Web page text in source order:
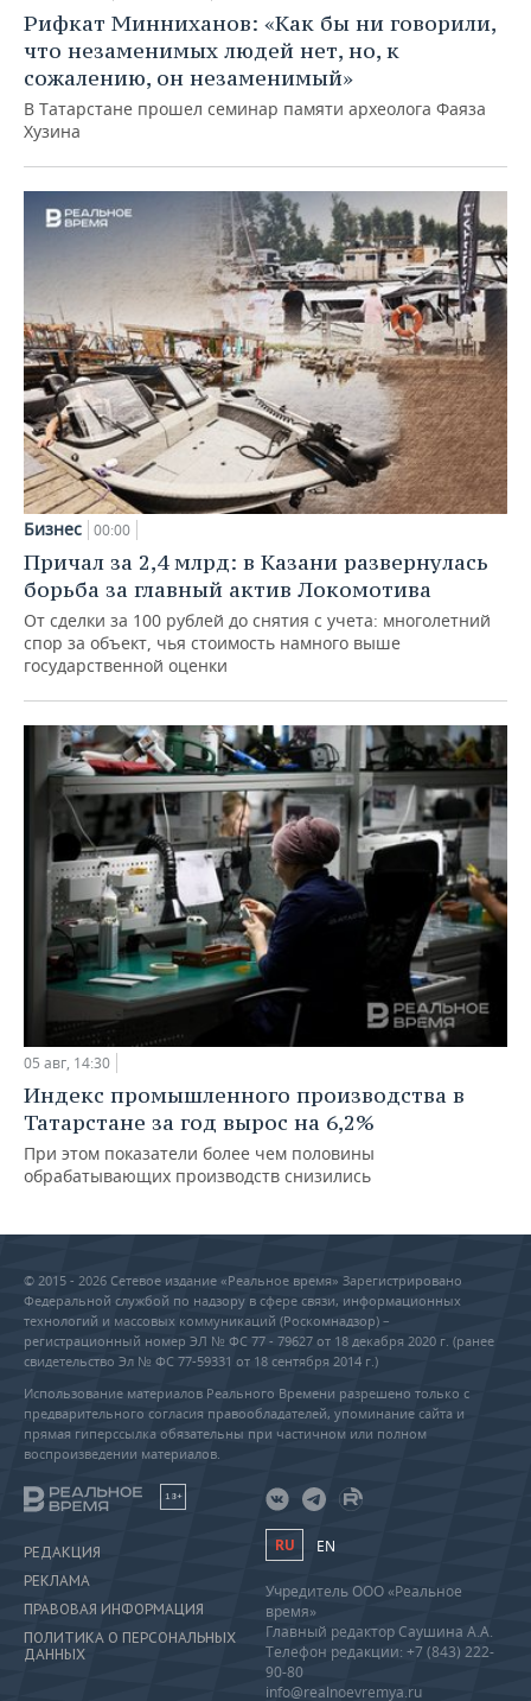
Рифкат Минниханов: «Как бы ни говорили,
что незаменимых людей нет, но, к
сожалению, он незаменимый»
В Татарстане прошел семинар памяти археолога Фаяза
Хузина
Бизнес 00:00
Причал за 2,4 млрд: в Казани развернулась
борьба за главный актив Локомотива
От сделки за 100 рублей до снятия с учета: многолетний
спор за объект, чья стоимость намного выше
государственной оценки
05 авг, 14:30
Индекс промышленного производства в
Татарстане за год вырос на 6,2%
При этом показатели более чем половины
обрабатывающих производств снизились
© 2015 - 2026 Сетевое издание «Реальное время» Зарегистрировано
Федеральной службой по надзору в сфере связи, информационных
технологий и массовых коммуникаций (Роскомнадзор) –
регистрационный номер ЭЛ № ФС 77 - 79627 от 18 декабря 2020 г. (ранее
свидетельство Эл № ФС 77-59331 от 18 сентября 2014 г.)
Использование материалов Реального Времени разрешено только с
предварительного согласия правообладателей, упоминание сайта и
прямая гиперссылка обязательны при частичном или полном
воспроизведении материалов.
18+
РЕДАКЦИЯ
РЕКЛАМА
ПРАВОВАЯ ИНФОРМАЦИЯ
ПОЛИТИКА О ПЕРСОНАЛЬНЫХ
ДАННЫХ
RU EN
Учредитель ООО «Реальное
время»
Главный редактор Саушина А.А.
Телефон редакции: +7 (843) 222-
90-80
info@realnoevremya.ru